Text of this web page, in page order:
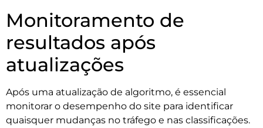
Monitoramento de
resultados após
atualizações
Após uma atualização de algoritmo, é essencial
monitorar o desempenho do site para identificar
quaisquer mudanças no tráfego e nas classificações.